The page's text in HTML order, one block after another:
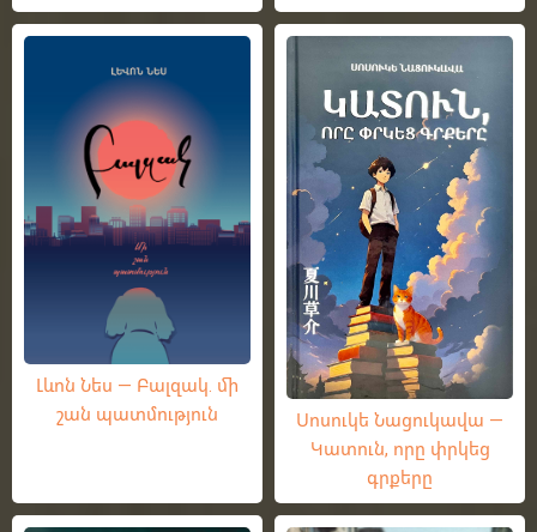
Լևոն Նես — Բալզակ. մի
շան պատմություն
Սոսուկե Նացուկավա —
Կատուն, որը փրկեց
գրքերը